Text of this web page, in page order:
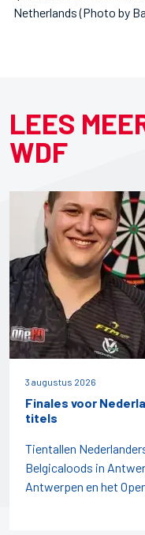
LEES
WDF
3 augustus 2026
Finales voor
titels
Tientallen
Belgicaloods in
Antwerpen en het